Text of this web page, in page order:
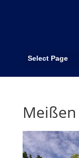
Select Page
Meißen